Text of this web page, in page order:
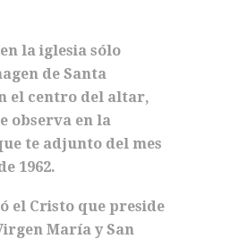
la iglesia sólo
de Santa
el centro del altar,
observa en la
te adjunto del mes
1962.
el Cristo que preside
María y San